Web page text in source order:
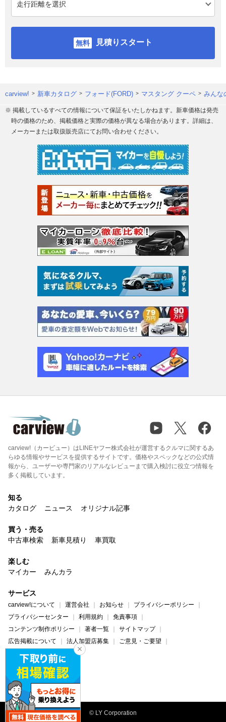
見積りスタート
carview! 新車カタログ フォード(FORD) マスタング クーペ みんな
※ 掲載しているすべての情報について保証をいたしかねます。新車価格は発売
時の価格のため、掲載価格と実際の価格が異なる場合があります。詳細は、
メーカーまたは取扱販売店にてお問い合わせください。
carview!（カービュー）はLINEヤフー株式会社が運営するクルマに関するあ
らゆる情報やサービスを提供するサイトです。価格やスペックなどの公式情
報から、ユーザーや専門家のリアルなレビューまで購入検討に役立つ情報を
多く掲載しています。
知る
カタログ
ニュース オリジナル記事
買う・売る
中古車検索
新車見積り 車買取
楽しむ
マイカー
みんカラ
サービス
carview!について 運営会社 お知らせ
プライバシーポリシー
プライバシーセンター
利用規約
免責事項
コンテンツ制作ポリシー
著者一覧
サイトマップ
広告掲載について
法人加盟店募集
ご意見・ご要望
ヘルプ・お問い合わせ
carview! Yahoo! JAPAN
© LY Corporation